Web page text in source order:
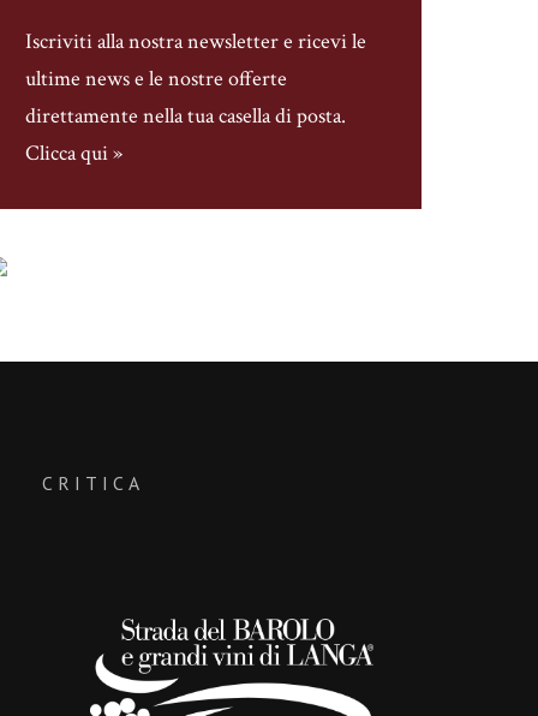
Iscriviti alla nostra newslettere ricevi le
ultime news e le nostre offerte
direttamente nella tua casella di posta.
Clicca qui »
CRITICA